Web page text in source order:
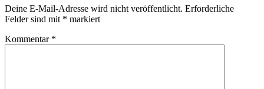
Deine E-Mail-Adresse wird nicht veröffentlicht. Erforderliche
Felder sind mit * markiert
Kommentar *